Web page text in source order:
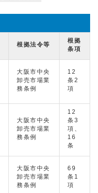
根拠法令等
根拠
条項
大阪市中央
卸売市場業
務条例
12
条2
項
大阪市中央
卸売市場業
務条例
12
条3
項、
16
条
大阪市中央
卸売市場業
務条例
69
条1
項